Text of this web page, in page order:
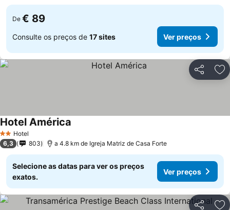
De € 89
Consulte os preços de 17 sites Ver preços
Partilhar
2 Estrelas
Hotel
Hotel América
6,3 803 a 4.8 km de Igreja Matriz de Casa Forte
Selecione as datas para ver os preços
exatos.
Ver preços